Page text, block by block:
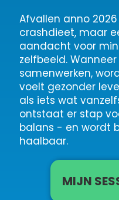
Afvallen anno
crashdieet, maar
aandacht voor
zelfbeeld.
samenwerken,
voelt gezonder
als iets wat
ontstaat er stap
balans - en wordt
haalbaar.
MIJN